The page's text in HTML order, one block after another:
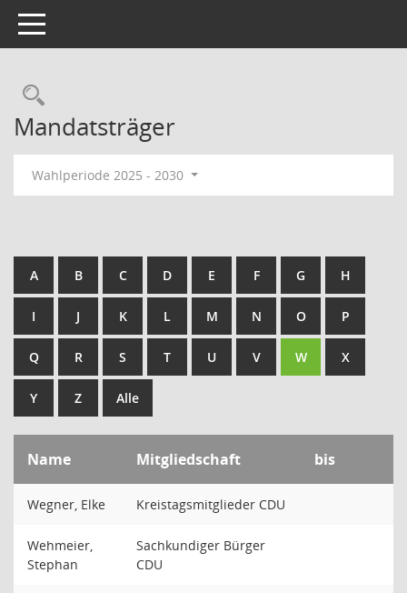
Toggle navigation
Rechercheauswahl
Mandatsträger
Wahlperiode 2025 - 2030
A B C D E F G H
I J K L M N O P
Q R S T U V W X
Y Z Alle
Name Mitgliedschaft bis
Wegner, Elke Kreistagsmitglieder CDU
Wehmeier,
Stephan
Sachkundiger Bürger
CDU